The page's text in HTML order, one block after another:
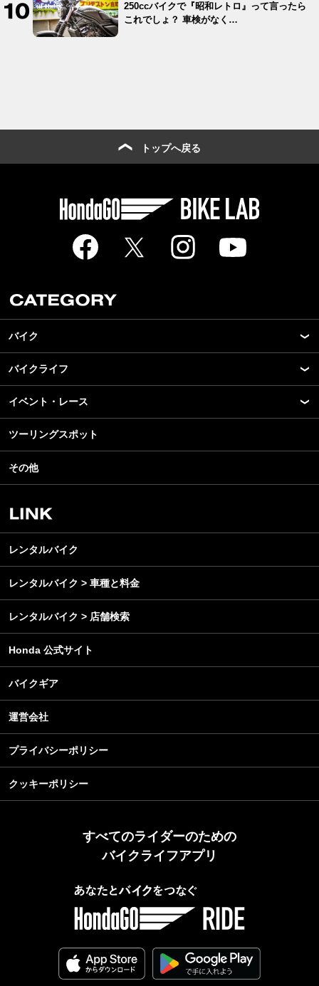
250ccバイクで『昭和レトロ』って言ったら
これでしょ？ 車検がなく…
トップへ戻る
バイク
New Model Show
モデル情報
カスタマイズパーツ
テクノロジー
名車・旧車
ビジネス
バイクライフ
アプリ
ライディングギア
ツーリング
アウトドア
レンタルバイク
イベント・レース
モータースポーツ
イベント
スクール・レッスン
ツーリングスポット
その他
レンタルバイク
レンタルバイク > 車種と料金
レンタルバイク > 店舗検索
Honda 公式サイト
バイクギア
運営会社
プライバシーポリシー
クッキーポリシー
すべてのライダーのための
バイクライフアプリ